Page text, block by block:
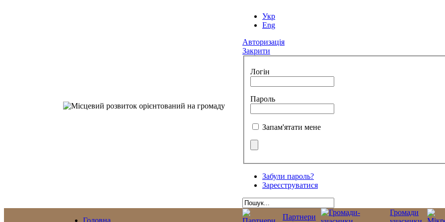
Укр
Eng
Авторизація
Закрити
Логін
Пароль
Запам'ятати мене
Забули пароль?
Зареєструватися
Головна
Партнери
Громади